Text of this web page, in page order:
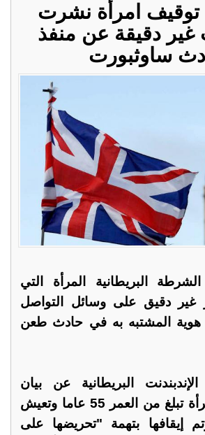
توقيف امرأة نشرت
غير دقيقة عن منفذ
ساوثبورت
البريطانية المرأة التي
دقيق على وسائل التواصل
هوية المشتبه به في حادث طعن
البريطانية عن بيان
للشرطة، أن المرأة تبلغ من العمر 55 عاما وتعيش
إيقافها بتهمة "تحريضها على